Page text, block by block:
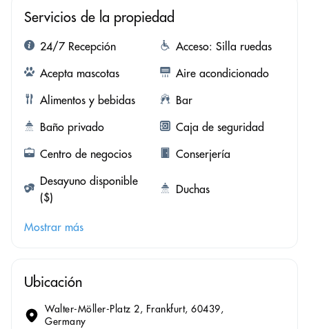
Servicios de la propiedad
24/7 Recepción
Acceso: Silla ruedas
Acepta mascotas
Aire acondicionado
Alimentos y bebidas
Bar
Baño privado
Caja de seguridad
Centro de negocios
Conserjería
Desayuno disponible
($)
Duchas
Mostrar más
Ubicación
Walter-Möller-Platz 2, Frankfurt, 60439,
Germany